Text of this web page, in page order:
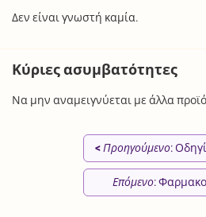
Δεν είναι γνωστή καμία.
Κύριες ασυμβατότητες
Να μην αναμειγνύεται με άλλα
< Προηγούμενο:
Επόμενο: